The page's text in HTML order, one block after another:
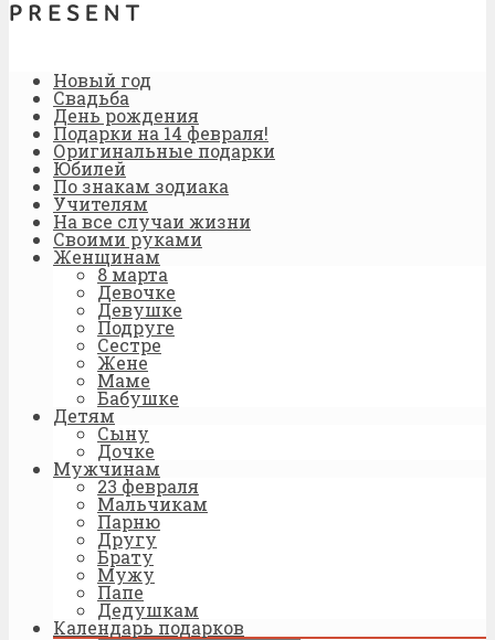
Новый год
Свадьба
День рождения
Подарки на 14 февраля!
Оригинальные подарки
Юбилей
По знакам зодиака
Учителям
На все случаи жизни
Своими руками
Женщинам
8 марта
Девочке
Девушке
Подруге
Сестре
Жене
Маме
Бабушке
Детям
Сыну
Дочке
Мужчинам
23 февраля
Мальчикам
Парню
Другу
Брату
Мужу
Папе
Дедушкам
Календарь подарков